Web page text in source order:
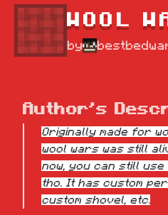
WOOL
by
Author's
Originally made for
wool wars was still
now, you can still
tho. It has custom
custom shovel, etc.